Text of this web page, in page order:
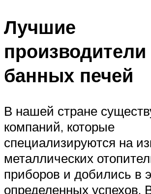
Лучшие
производители
банных печей
В нашей стране
компаний, которые
специализируются на
металлических
приборов и добились в
определенных успехов.